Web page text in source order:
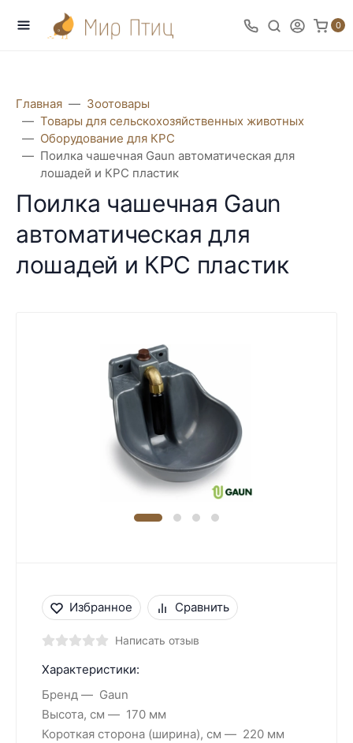
0
Главная
Зоотовары
Товары для сельскохозяйственных животных
Оборудование для КРС
Поилка чашечная Gaun автоматическая для
лошадей и КРС пластик
Поилка чашечная Gaun
автоматическая для
лошадей и КРС пластик
Избранное Сравнить
Написать отзыв
Характеристики:
Бренд
Gaun
Высота, см
170 мм
Короткая сторона (ширина), см
220 мм